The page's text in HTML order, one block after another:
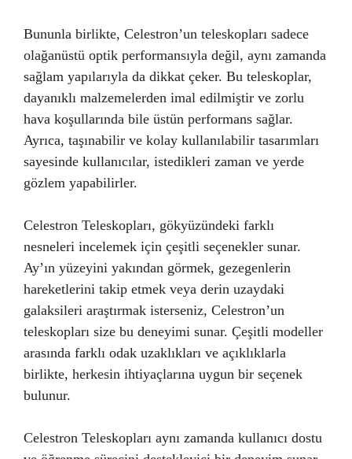
Bununla birlikte, Celestron’un teleskopları sadece
olağanüstü optik performansıyla değil, aynı zamanda
sağlam yapılarıyla da dikkat çeker. Bu teleskoplar,
dayanıklı malzemelerden imal edilmiştir ve zorlu
hava koşullarında bile üstün performans sağlar.
Ayrıca, taşınabilir ve kolay kullanılabilir tasarımları
sayesinde kullanıcılar, istedikleri zaman ve yerde
gözlem yapabilirler.
Celestron Teleskopları, gökyüzündeki farklı
nesneleri incelemek için çeşitli seçenekler sunar.
Ay’ın yüzeyini yakından görmek, gezegenlerin
hareketlerini takip etmek veya derin uzaydaki
galaksileri araştırmak isterseniz, Celestron’un
teleskopları size bu deneyimi sunar. Çeşitli modeller
arasında farklı odak uzaklıkları ve açıklıklarla
birlikte, herkesin ihtiyaçlarına uygun bir seçenek
bulunur.
Celestron Teleskopları aynı zamanda kullanıcı dostu